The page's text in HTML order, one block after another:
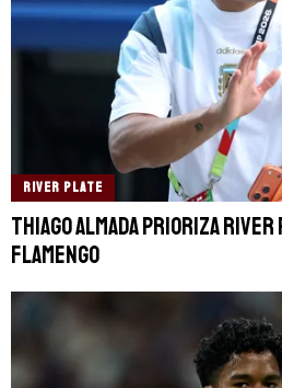
RIVER PLATE
Thiago Almada prioriza
Flamengo